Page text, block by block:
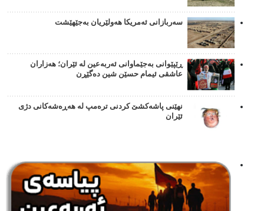
سەربازانی ئەمریکا هەولێریان بەجێهێشت
ڕێپێوانی بەجێماوانی ئەربەعین لە ئێران؛ هەزاران
عاشقی ئیمام حسێن شین دەگێڕن
نهێنی پاشەکشێ کردنی ترەمپ لە هەڕەشەکانی دژی
ئێران